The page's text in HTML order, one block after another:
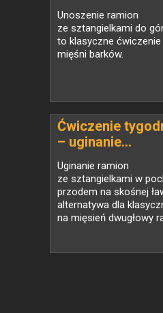
Unoszenie ramion
ze sztangielkami do
to klasyczne
mięśni barków.
Ćwiczenie
– uginanie...
Uginanie ramion
ze sztangielkami w
przodem na skośnej
alternatywa dla
na mięsień dwugłowy